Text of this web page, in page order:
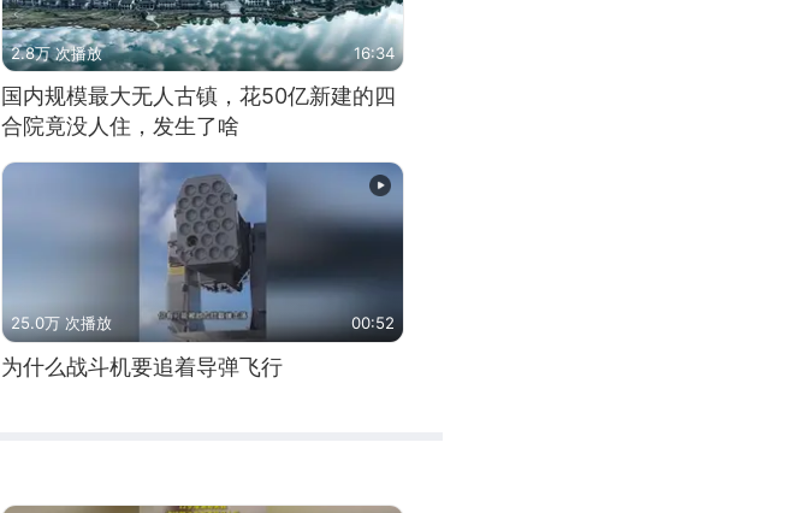
2.8万 次播放 16:34
国内规模最大无人古镇，花50亿新建的四
合院竟没人住，发生了啥
25.0万 次播放 00:52
为什么战斗机要追着导弹飞行